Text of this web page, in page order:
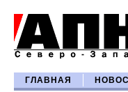
ГЛАВНАЯ